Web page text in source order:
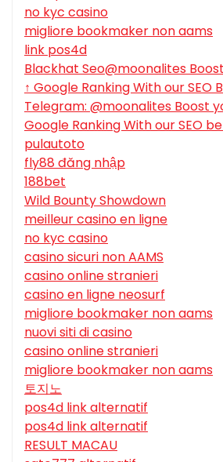
no kyc casino
migliore bookmaker non aams
link pos4d
Blackhat Seo@moonalites
↑ Google Ranking With our SEO
Telegram: @moonalites Boost
Google Ranking With our SEO
pulautoto
fly88 đăng nhập
188bet
Wild Bounty Showdown
meilleur casino en ligne
no kyc casino
casino sicuri non AAMS
casino online stranieri
casino en ligne neosurf
migliore bookmaker non aams
nuovi siti di casino
casino online stranieri
migliore bookmaker non aams
토지노
pos4d link alternatif
pos4d link alternatif
RESULT MACAU